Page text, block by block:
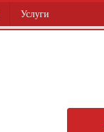
Услуги